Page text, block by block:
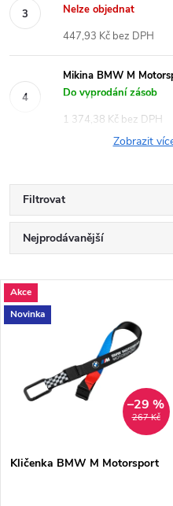
Nelze objednat
447,93 Kč bez DPH
Mikina BMW M
Do vyprodání zásob
1 374,38 Kč bez DPH
Zobrazit
Filtrovat
Ř
a
z
n
p
Nejprodávanější
Nejdražší
V
ý
p
s
Akce
Novinka
267 Kč
–29 %
Kličenka BMW M Motorsport